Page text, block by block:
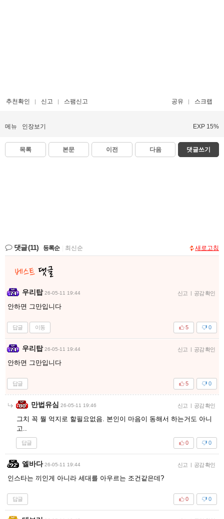
추천확인 신고 스팸신고 공유 스크랩
메뉴 인장보기 EXP 15%
목록 본문 이전 다음 댓글쓰기
댓글(11) 등록순 최신순 새로고침
우리탑 26-05-11 19:44 신고 | 공감 확인
안하면 그만입니다
답글 이동 0
5
우리탑 26-05-11 19:44 신고 | 공감 확인
안하면 그만입니다
답글 0
5
만법유심 26-05-11 19:46 신고 | 공감 확인
그치 꼭 뭘 억지로 할필요없음. 본인이 마음이 동해서 하는거도 아니
고..
답글 0
0
엘바다 26-05-11 19:44 신고 | 공감 확인
인스타는 끼인게 아니라 세대를 아우르는 조건같은데?
답글 0
0